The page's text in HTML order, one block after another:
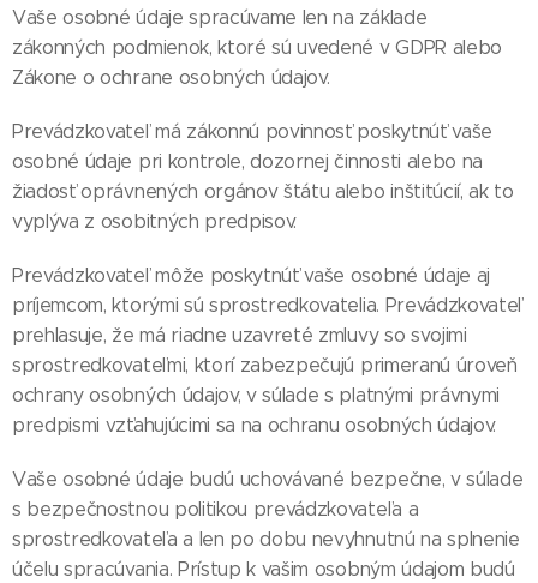
Vaše osobné údaje spracúvame len na základe
zákonných podmienok, ktoré sú uvedené v GDPR alebo
Zákone o ochrane osobných údajov.
Prevádzkovateľ má zákonnú povinnosť poskytnúť vaše
osobné údaje pri kontrole, dozornej činnosti alebo na
žiadosť oprávnených orgánov štátu alebo inštitúcií, ak to
vyplýva z osobitných predpisov.
Prevádzkovateľ môže poskytnúť vaše osobné údaje aj
príjemcom, ktorými sú sprostredkovatelia. Prevádzkovateľ
prehlasuje, že má riadne uzavreté zmluvy so svojimi
sprostredkovateľmi, ktorí zabezpečujú primeranú úroveň
ochrany osobných údajov, v súlade s platnými právnymi
predpismi vzťahujúcimi sa na ochranu osobných údajov.
Vaše osobné údaje budú uchovávané bezpečne, v súlade
s bezpečnostnou politikou prevádzkovateľa a
sprostredkovateľa a len po dobu nevyhnutnú na splnenie
účelu spracúvania. Prístup k vašim osobným údajom budú